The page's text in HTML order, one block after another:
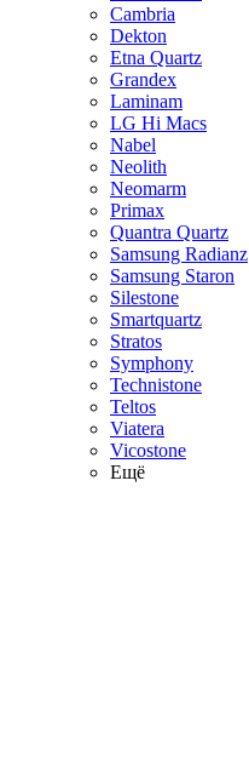
Cambria
Dekton
Etna Quartz
Grandex
Laminam
LG Hi Macs
Nabel
Neolith
Neomarm
Primax
Quantra Quartz
Samsung Radianz
Samsung Staron
Silestone
Smartquartz
Stratos
Symphony
Technistone
Teltos
Viatera
Vicostone
Ещё